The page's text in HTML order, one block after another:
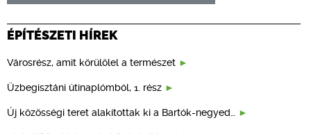
ÉPÍTÉSZETI HÍREK
Városrész, amit körülölel a természet
Üzbegisztáni útinaplómból, 1. rész
Új közösségi teret alakítottak ki a Bartók-negyed…